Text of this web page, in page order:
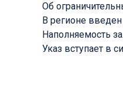
Об
В регионе
Наполняемость
Указ вступает в